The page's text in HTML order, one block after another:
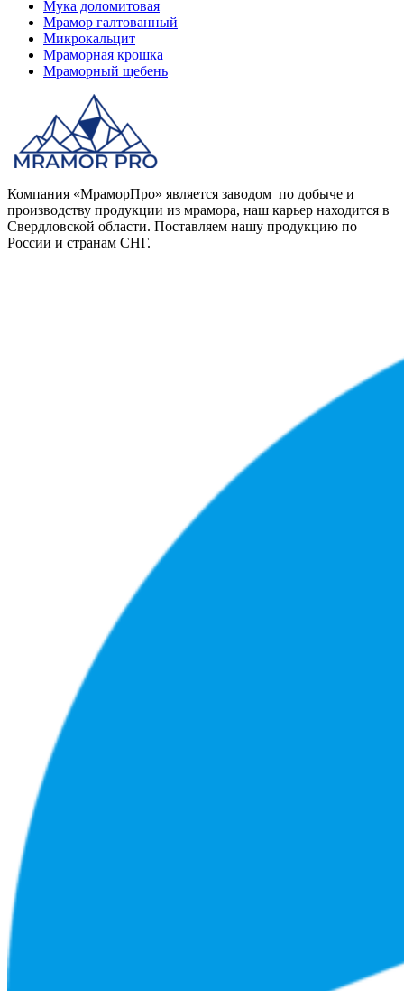
Мука доломитовая
Мрамор галтованный
Микрокальцит
Мраморная крошка
Мраморный щебень
Компания «МраморПро» является заводом по добыче и
производству продукции из мрамора, наш карьер находится в
Свердловской области. Поставляем нашу продукцию по
России и странам СНГ.